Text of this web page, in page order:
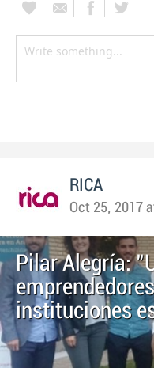
RICA
Oct 25, 2017
Pilar Alegría:
instituciones